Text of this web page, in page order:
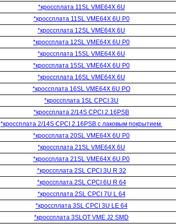
*кроссплата 11SL VME64X 6U
*кроссплата 11SL VME64X 6U P0
*кроссплата 12SL VME64X 6U
*кроссплата 12SL VME64X 6U P0
*кроссплата 15SL VME64X 6U
*кроссплата 15SL VME64X 6U P0
*кроссплата 16SL VME64X 6U
*кроссплата 16SL VME64X 6U PO
*кроссплата 1SL CPCI 3U
*кроссплата 2/14S CPCI 2.16PSB
*кроссплата 2/14S CPCI 2.16PSB с лаковым покрытием.
*кроссплата 20SL VME64X 6U P0
*кроссплата 21SL VME64X 6U
*кроссплата 21SL VME64X 6U P0
*кроссплата 2SL CPCI 3U R 32
*кроссплата 2SL CPCI 6U R 64
*кроссплата 2SL CPCI 7U L 64
*кроссплата 3SL CPCI 3U LE 64
*кроссплата 3SLOT VME J2 SMD